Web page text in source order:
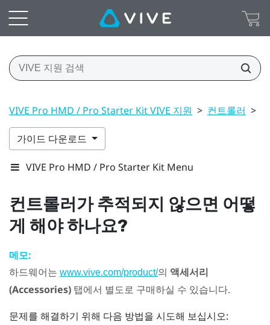
VIVE Pro HMD / Pro Starter Kit VIVE 지원 > 컨트롤러 >
가이드 다운로드
VIVE Pro HMD / Pro Starter Kit Menu
컨트롤러가 추적되지 않으면 어떻
게 해야 하나요?
메모:
하드웨어는 www.vive.com/product/의 액세서리
(Accessories) 탭에서 별도로 구매하실 수 있습니다.
문제를 해결하기 위해 다음 방법을 시도해 보십시오: